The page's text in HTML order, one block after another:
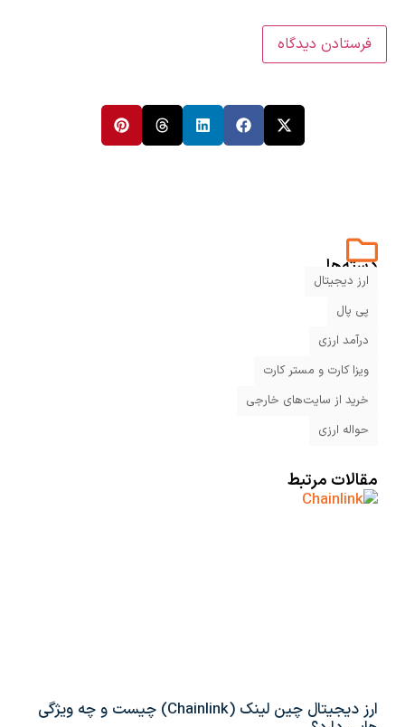
دسته‌ها
ارز دیجیتال
پی پال
درآمد ارزی
ویزا کارت و مستر کارت
خرید از سایت‌های خارجی
حواله ارزی
مقالات مرتبط
ارز دیجیتال چین لینک (Chainlink) چیست و چه ویژگی